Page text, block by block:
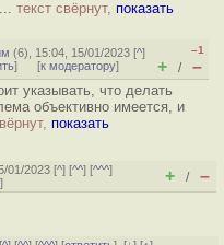
текст свёрнут, показать
(6), 15:04, 15/01/2023 [^]
] [к модератору]
–1
+ / –
указывать, что делать
объективно имеется, и
показать
01/2023 [^] [^^] [^^^]
] + / –